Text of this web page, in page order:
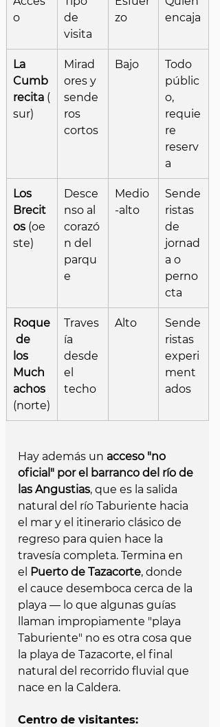
o
de
visita
zo
encaja
La
Cumb
recita (
sur)
Mirad
ores y
sende
ros
cortos
Bajo
Todo
públic
o,
requie
re
reserv
a
Los
Brecit
os (oe
ste)
Desce
nso al
corazó
n del
parqu
e
Medio
-alto
Sende
ristas
de
jornad
a o
perno
cta
Roque
de
los
Much
achos
(norte)
Traves
ía
desde
el
techo
Alto
Sende
ristas
experi
ment
ados
Hay además un acceso "no
oficial" por el barranco del río de
las Angustias, que es la salida
natural del río Taburiente hacia
el mar y el itinerario clásico de
regreso para quien hace la
travesía completa. Termina en
el Puerto de Tazacorte, donde
el cauce desemboca cerca de la
playa — lo que algunas guías
llaman impropiamente "playa
Taburiente" no es otra cosa que
la playa de Tazacorte, el final
natural del recorrido fluvial que
nace en la Caldera.
Centro de visitantes: